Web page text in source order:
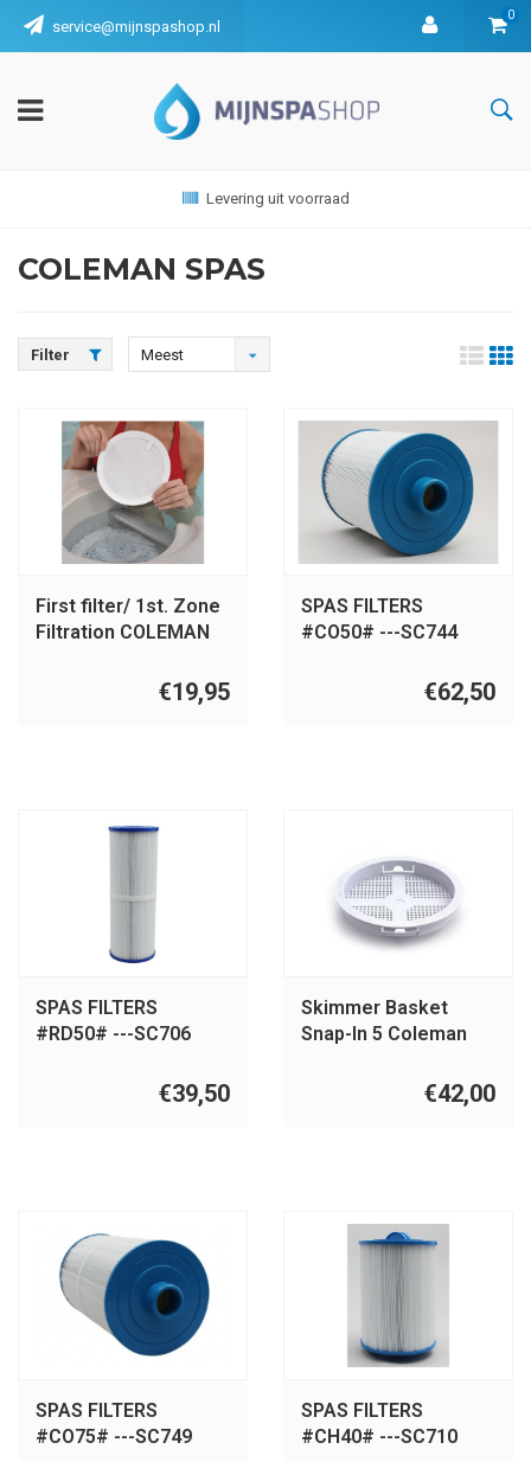
service@mijnspashop.nl
0
Levering uit voorraad
COLEMAN SPAS
Filter
Meest
First filter/ 1st. Zone
Filtration COLEMAN
€19,95
SPAS FILTERS
#CO50# ---SC744
€62,50
SPAS FILTERS
#RD50# ---SC706
€39,50
Skimmer Basket
Snap-In 5 Coleman
€42,00
SPAS FILTERS
#CO75# ---SC749
SPAS FILTERS
#CH40# ---SC710